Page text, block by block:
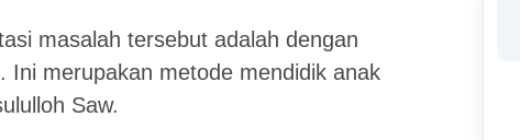
masalah tersebut adalah dengan
Ini merupakan metode mendidik anak
Saw.